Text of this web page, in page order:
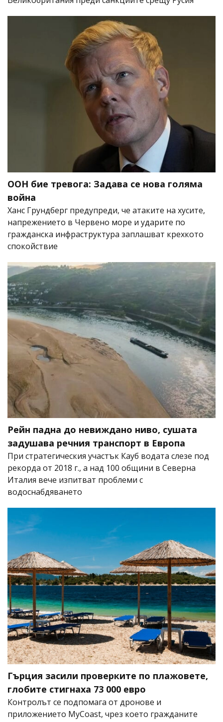
ООН бие тревога: Задава се нова голяма
война
Ханс Грундберг предупреди, че атаките на хусите,
напрежението в Червено море и ударите по
гражданска инфраструктура заплашват крехкото
спокойствие
Рейн падна до невиждано ниво, сушата
задушава речния транспорт в Европа
При стратегическия участък Кауб водата слезе под
рекорда от 2018 г., а над 100 общини в Северна
Италия вече изпитват проблеми с
водоснабдяването
Гърция засили проверките по плажовете,
глобите стигнаха 73 000 евро
Контролът се подпомага от дронове и
приложението MyCoast, чрез което гражданите